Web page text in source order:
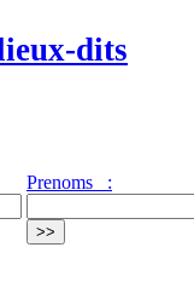
dits
Prenoms :